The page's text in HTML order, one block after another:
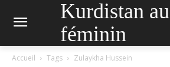
Kurdistan au
féminin
Accueil Tags Zulaykha Hussein